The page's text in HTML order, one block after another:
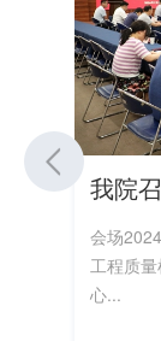
会场
工程质
心...